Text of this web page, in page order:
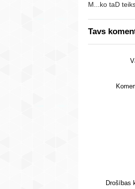
M...ko taD
Tavs
Drošības